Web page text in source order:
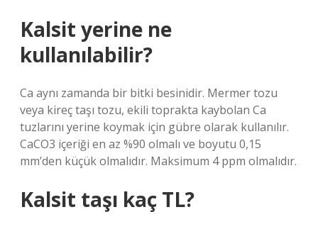
Kalsit yerine ne
kullanılabilir?
Ca aynı zamanda bir bitki besinidir. Mermer tozu
veya kireç taşı tozu, ekili toprakta kaybolan Ca
tuzlarını yerine koymak için gübre olarak kullanılır.
CaCO3 içeriği en az %90 olmalı ve boyutu 0,15
mm’den küçük olmalıdır. Maksimum 4 ppm olmalıdır.
Kalsit taşı kaç TL?